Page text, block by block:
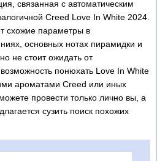
связанная с автоматическим
Creed Love In White 2024.
схожие параметры в
основных нотах пирамидки и
не стоит ожидать от
возможность понюхать Love In White
ароматами Creed или иных
провести только лично вы, а
сузить поиск похожих